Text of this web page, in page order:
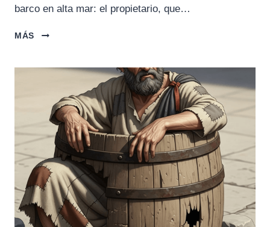
barco en alta mar: el propietario, que…
MÁS
LA
NAVÍO
ESTADO